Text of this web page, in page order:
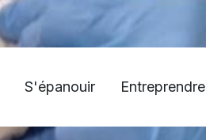
S'épanouir Entreprendre